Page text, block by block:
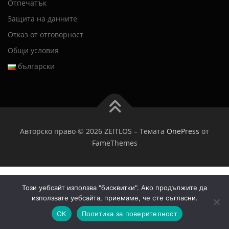
Отпечатък
Защита на данните
Отказ от отговорност
Общи условия
български
Авторско право © 2026 ZEITLOS – Темата OnePress от
FameThemes
Този уебсайт използва "бисквитки". Ако продължите да
използвате уебсайта, приемаме, че сте съгласни.
OK
Политика за поверителност